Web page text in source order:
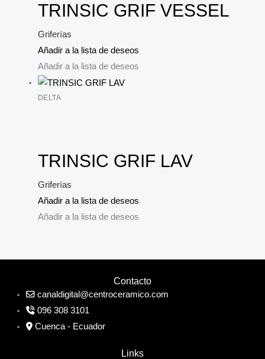
TRINSIC GRIF VESSEL
Griferías
Añadir a la lista de deseos
Añadir a la lista de deseos
DELTA
TRINSIC GRIF LAV
Griferías
Añadir a la lista de deseos
Añadir a la lista de deseos
Contacto
canaldigital@centroceramico.com
096 308 3101
Cuenca - Ecuador
Links